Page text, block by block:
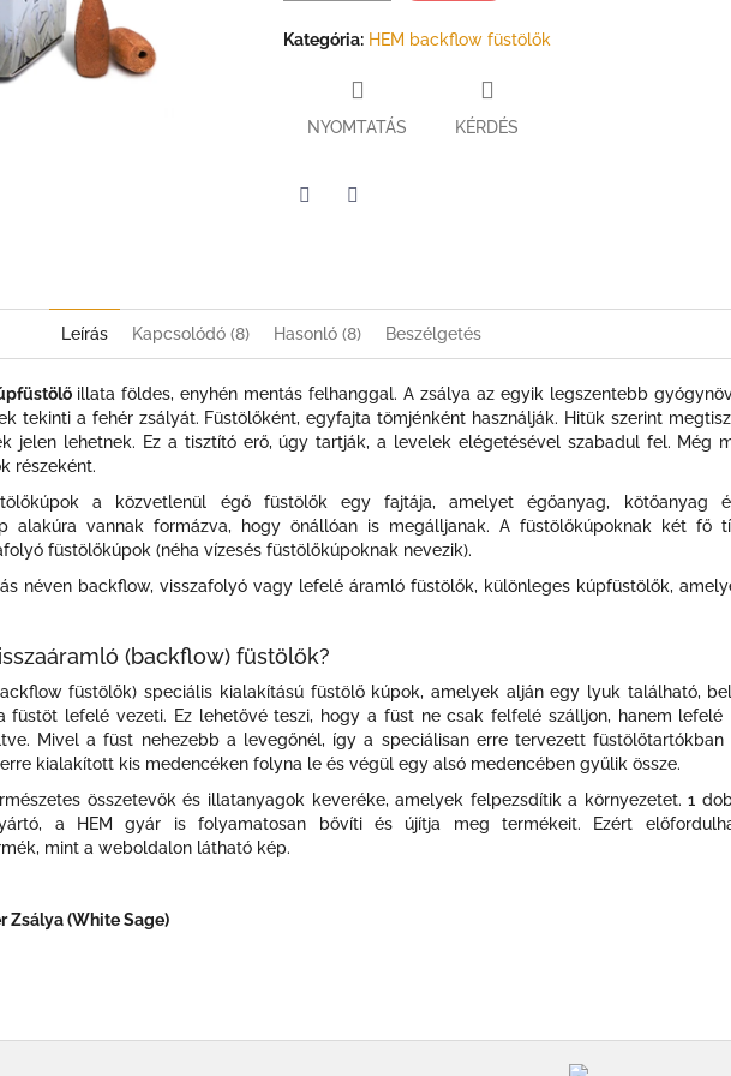
Kategória: HEM backflow füstölők
NYOMTATÁS KÉRDÉS
Leírás Kapcsolódó (8) Hasonló (8) Beszélgetés
illata földes, enyhén mentás felhanggal. A zsálya az egyik legszentebb
tekinti a fehér zsályát. Füstölőként, egyfajta tömjénként használják. Hitük szerint
jelen lehetnek. Ez a tisztító erő, úgy tartják, a levelek elégetésével szabadul fel. Még
részeként.
a közvetlenül égő füstölők egy fajtája, amelyet égőanyag, kötőanyag
alakúra vannak formázva, hogy önállóan is megálljanak. A füstölőkúpoknak két fő
füstölőkúpok (néha vízesés füstölőkúpoknak nevezik).
néven backflow, visszafolyó vagy lefelé áramló füstölők, különleges kúpfüstölők,
(backflow) füstölők?
füstölők) speciális kialakítású füstölő kúpok, amelyek alján egy lyuk található,
füstöt lefelé vezeti. Ez lehetővé teszi, hogy a füst ne csak felfelé szálljon, hanem lefelé
Mivel a füst nehezebb a levegőnél, így a speciálisan erre tervezett
kialakított kis medencéken folyna le és végül egy alsó medencében gyűlik össze.
összetevők és illatanyagok keveréke, amelyek felpezsdítik a környezetet. 1
a HEM gyár is folyamatosan bővíti és újítja meg termékeit. Ezért
mint a weboldalon látható kép.
Zsálya (White Sage)